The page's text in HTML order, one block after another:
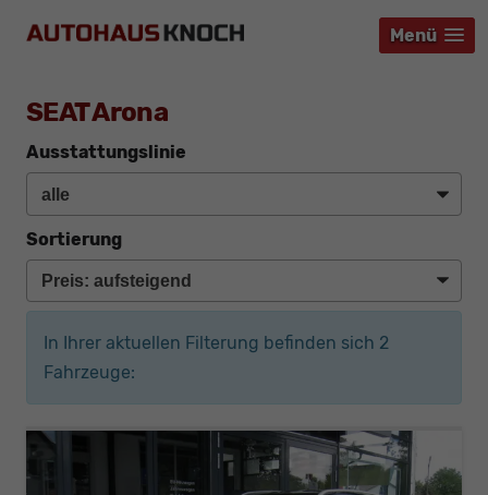
Menü
Menü
Menü
SEAT Arona
Ausstattungslinie
Sortierung
In Ihrer aktuellen Filterung befinden sich 2
Fahrzeuge: